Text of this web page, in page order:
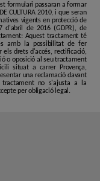
formulari passaran a formar
CULTURA 2010, i que seran
vigents en protecció de
d'abril de 2016 (GDPR), de
Aquest tractament té
amb la possibilitat de fer
drets d'accés, rectificació,
o oposició al seu tractament
situat a carrer Provença,
una reclamació davant
tractament no s'ajusta a la
per obligació legal.